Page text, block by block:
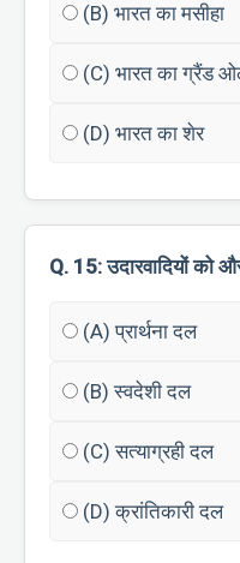
(B) भारत का मसीहा
(C) भारत का ग्रैंड
(D) भारत का शेर
Q. 15: उदारवादियों को
(A) प्रार्थना दल
(B) स्वदेशी दल
(C) सत्याग्रही दल
(D) क्रांतिकारी दल